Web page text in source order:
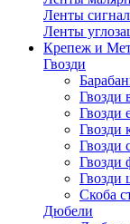
Ленты
Ленты
Крепеж и
Гвозди
Гвозди
Гвозди
Гвозди
Гвозди
Гвозди
Скоба
Дюбели